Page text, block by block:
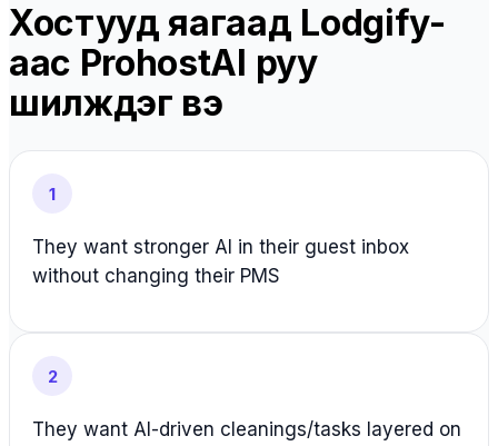
Хостууд яагаад Lodgify-
аас ProhostAI руу
шилждэг вэ
1
They want stronger AI in their guest inbox
without changing their PMS
2
They want AI-driven cleanings/tasks layered on